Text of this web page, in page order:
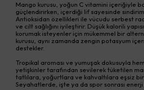
Mango kurusu, yoğun C vitamini içeriğiyle
güçlendirirken, içerdiği lif sayesinde
Antioksidan özellikleri ile vücudu serbest
ve cilt sağlığını iyileştirir. Düşük kalorili
korumak isteyenler için mükemmel bir
kurusu, aynı zamanda zengin potasyum
destekler.
Tropikal aroması ve yumuşak dokusuyla
yetişkinler tarafından sevilerek tüketilen
tatlılara, yoğurtlara ve kahvaltılara eşsiz
Seyahatlerde, işte ya da spor sonrası